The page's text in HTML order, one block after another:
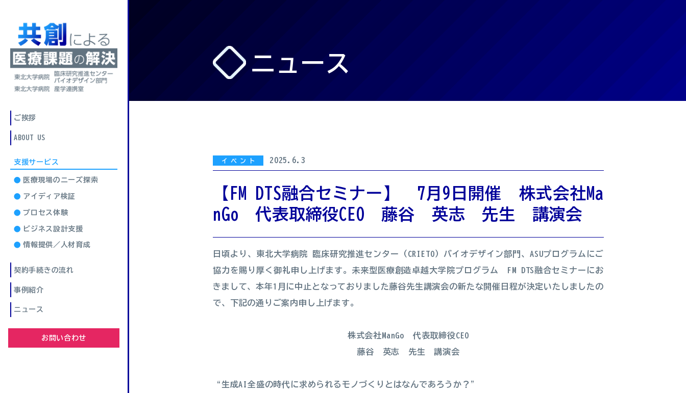
ご挨拶
ABOUT US
支援サービス
医療現場の ニーズ探索
アイディア検証
プロセス体験
ビジネス設計支援
情報提供／人材育成
契約手続きの流れ
事例紹介
ニュース
お問い合わせ
ニュース
イベント 2025.6.3
【FM DTS融合セミナー】 7月9日開催 株式会社Ma
nGo 代表取締役CEO 藤谷 英志 先生 講演会
日頃より、東北大学病院 臨床研究推進センター（CRIETO）バイオデザイン部門、ASUプログラムにご
協力を賜り厚く御礼申し上げます。未来型医療創造卓越大学院プログラム FM DTS融合セミナーにお
きまして、本年1月に中止となっておりました藤谷先生講演会の新たな開催日程が決定いたしましたの
で、下記の通りご案内申し上げます。
株式会社ManGo 代表取締役CEO
藤谷 英志 先生 講演会
“生成AI全盛の時代に求められるモノづくりとはなんであろうか？”